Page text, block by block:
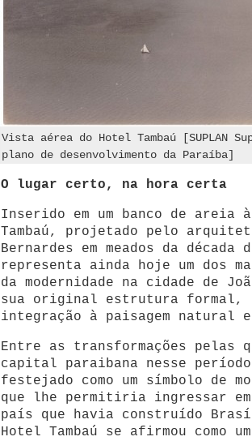
Vista aérea do Hotel Tambaú [SUPLAN
plano de desenvolvimento da Paraíba]
O lugar certo, na hora certa
Inserido em um banco de areia
Tambaú, projetado pelo
Bernardes em meados da década
representa ainda hoje um dos
da modernidade na cidade de
sua original estrutura formal,
integração à paisagem natural
Entre as transformações pelas
capital paraibana nesse
festejado como um símbolo de
que lhe permitiria ingressar
país que havia construído
Hotel Tambaú se afirmou como